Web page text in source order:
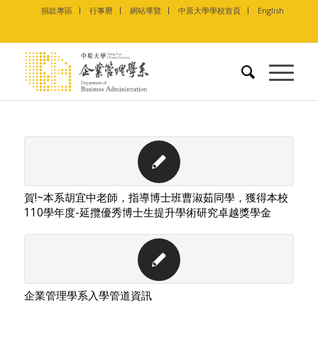
捐款專區 行事曆 網站導覽 中原大學學校首頁 English
賀!~本系胡宜中老師，指導博士班曹淑茹同學，獲得本校
110學年度-延攬優秀博士生提升學術研究卓越獎學金
企業管理學系入學管道資訊